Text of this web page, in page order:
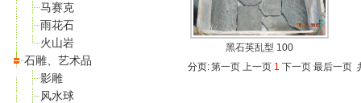
马赛克
雨花石
火山岩
石雕、艺术品
影雕
风水球
黑石英乱型 100
分页:第一页 上一页 1 下一页 最后一页